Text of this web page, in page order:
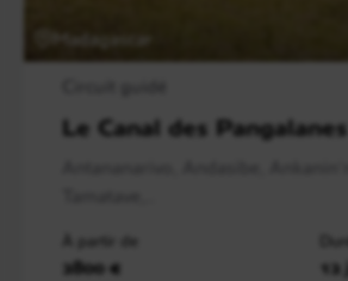
Madagascar
Le Canal des Pangalanes
À partir de
2800 €